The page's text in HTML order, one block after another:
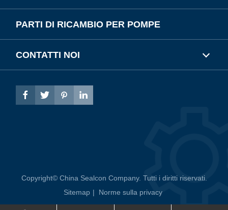
PARTI DI RICAMBIO PER POMPE
CONTATTI NOI
   
Copyright© China Sealcon Company. Tutti i diritti riservati.
Sitemap | Norme sulla privacy